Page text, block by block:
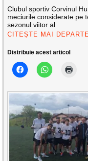
Clubul sportiv Corvinul
meciurile considerate pe
sezonul viitor al
CITEȘTE MAI
Distribuie acest articol